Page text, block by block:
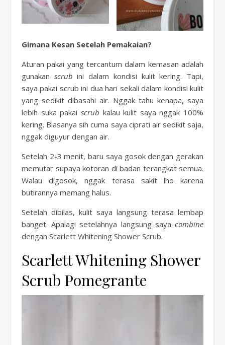
Gimana Kesan Setelah Pemakaian?
Aturan pakai yang tercantum dalam kemasan adalah
gunakan scrubini dalam kondisi kulit kering. Tapi,
saya pakai scrub ini dua hari sekali dalam kondisi kulit
yang sedikit dibasahi air. Nggak tahu kenapa, saya
lebih suka pakai scrub kalau kulit saya nggak 100%
kering. Biasanya sih cuma saya ciprati air sedikit saja,
nggak diguyur dengan air.
Setelah 2-3 menit, baru saya gosok dengan gerakan
memutar supaya kotoran di badan terangkat semua.
Walau digosok, nggak terasa sakit lho karena
butirannya memang halus.
Setelah dibilas, kulit saya langsung terasa lembap
banget. Apalagi setelahnya langsung saya combine
dengan Scarlett Whitening Shower Scrub.
Scarlett Whitening Shower
Scrub Pomegrante